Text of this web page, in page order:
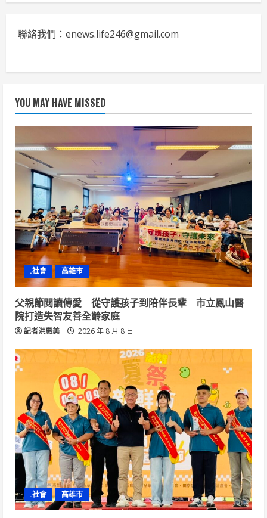
聯絡我們：enews.life246@gmail.com
YOU MAY HAVE MISSED
.社會 高雄市
父親節閱讀傳愛 從守護孩子到陪伴長輩 市立鳳山醫
院打造失智友善全齡家庭
記者洪惠美 2026 年 8 月 8 日
.社會 高雄市